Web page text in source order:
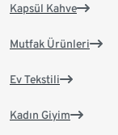
Kapsül Kahve
Mutfak Ürünleri
Ev Tekstili
Kadın Giyim